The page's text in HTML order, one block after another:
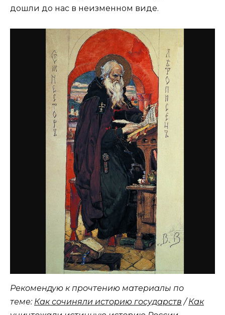
дошли до нас в неизменном виде.
Рекомендую к прочтению материалы по
теме: Как сочиняли историю государств /Как